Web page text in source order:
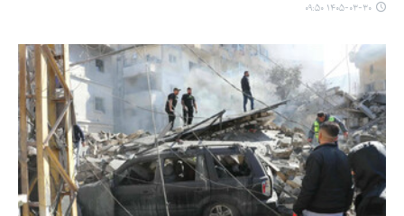
۱۴۰۵-۰۳-۳۰ ۰۹:۵۰